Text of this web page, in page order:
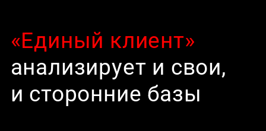
«Единый клиент»
анализирует и свои,
и сторонние базы